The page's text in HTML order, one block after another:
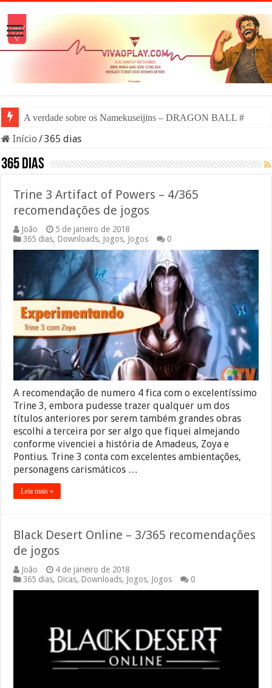
A verdade sobre os Namekuseijins – DRAGON BALL #News
Início /365 dias
365 dias
Trine 3 Artifact of Powers – 4/365
recomendações de jogos
João
5 de janeiro de 2018
365 dias, Downloads, Jogos, Jogos 0
A recomendação de numero 4 fica com o excelentíssimo
Trine 3, embora pudesse trazer qualquer um dos
títulos anteriores por serem também grandes obras
escolhi a terceira por ser algo que fiquei almejando
conforme vivenciei a história de Amadeus, Zoya e
Pontius. Trine 3 conta com excelentes ambientações,
personagens carismáticos …
Leia mais »
Black Desert Online – 3/365 recomendações
de jogos
João
4 de janeiro de 2018
365 dias, Dicas, Downloads, Jogos, Jogos 0